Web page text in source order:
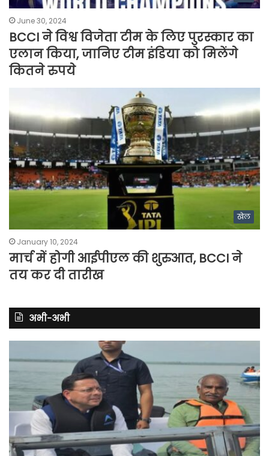
June 30, 2024
BCCI ने विश्व विजेता टीम के लिए पुरस्कार का
एलान किया, जानिए टीम इंडिया को मिलेंगे
कितने रुपये
खेल
January 10, 2024
मार्च में होगी आईपीएल की शुरुआत, BCCI ने
तय कर दी तारीख
अभी-अभी